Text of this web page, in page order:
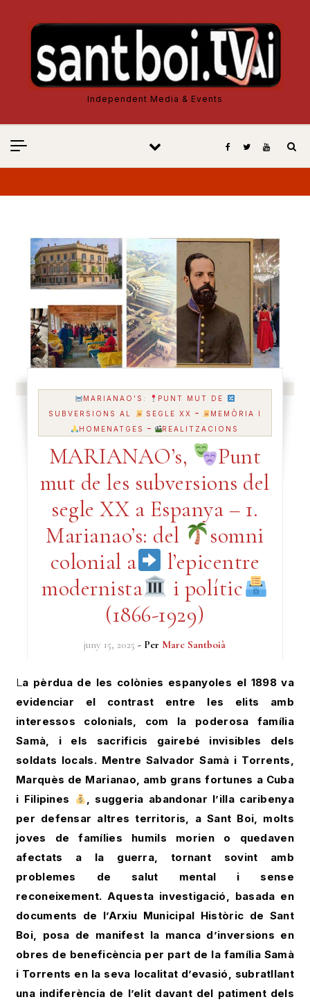
Independent Media & Events
MARIANAO'S:
PUNT MUT DE
SUBVERSIONS AL
SEGLE XX -
MEMÒRIA I
HOMENATGES
- REALITZACIONS
MARIANAO’s,
Punt
mut de les subversions del
segle XX a Espanya – 1.
Marianao’s: del
somni
colonial a
l’epicentre
modernista
i polític
(1866-1929)
juny 15, 2025 - Per Marc Santboià
La pèrdua de les colònies espanyoles el 1898 va
evidenciar el contrast entre les elits amb
interessos colonials, com la poderosa família
Samà, i els sacrificis gairebé invisibles dels
soldats locals. Mentre Salvador Samà i Torrents,
Marquès de Marianao, amb grans fortunes a Cuba
i Filipines
, suggeria abandonar l’illa caribenya
per defensar altres territoris, a Sant Boi, molts
joves de famílies humils morien o quedaven
afectats a la guerra, tornant sovint amb
problemes de salut mental i sense
reconeixement. Aquesta investigació, basada en
documents de l’Arxiu Municipal Històric de Sant
Boi, posa de manifest la manca d’inversions en
obres de beneficència per part de la família Samà
i Torrents en la seva localitat d’evasió, subratllant
una indiferència de l’elit davant del patiment dels